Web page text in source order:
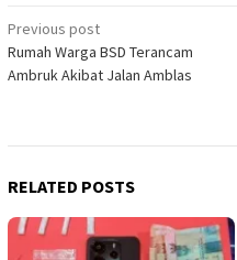
Post
navigation
Previous post
Rumah Warga BSD Terancam
Ambruk Akibat Jalan Amblas
RELATED POSTS